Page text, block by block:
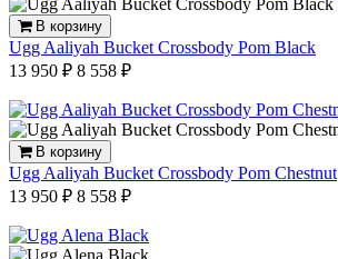
В корзину
Ugg Aaliyah Bucket Crossbody Pom Black
13 950 ₽ 8 558 ₽
В корзину
Ugg Aaliyah Bucket Crossbody Pom Chestnut
13 950 ₽ 8 558 ₽